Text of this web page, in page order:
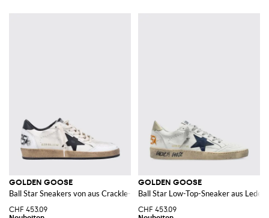
GOLDEN GOOSE
Ball Star Sneakers von aus Crackle-Leder im Distressed-Look
CHF 453.09
GOLDEN GOOSE
Ball Star Low-Top-Sneaker aus Leder
CHF 453.09